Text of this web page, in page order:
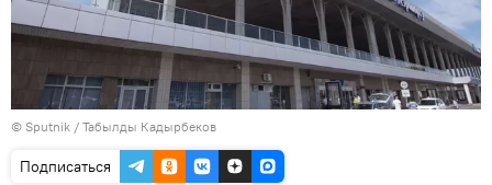
© Sputnik / Табылды Кадырбеков
Подписаться